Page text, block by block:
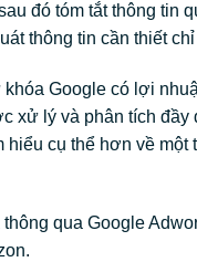
đó tóm tắt thông tin
thông tin cần thiết chỉ
Google có lợi
xử lý và phân tích
cụ thể hơn về
qua Google